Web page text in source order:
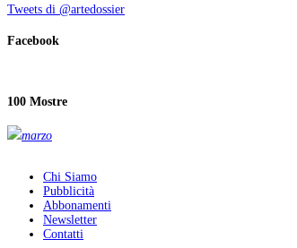
Tweets di @artedossier
Facebook
100 Mostre
marzo
Chi Siamo
Pubblicità
Abbonamenti
Newsletter
Contatti